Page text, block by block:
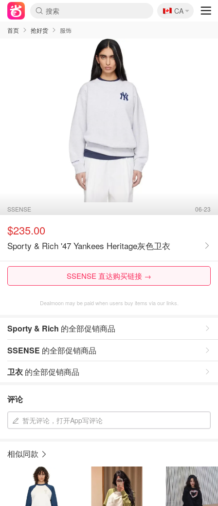
🇨🇦
CA
首页 抢好货 服饰
SSENSE 06-23
$235.00
Sporty & Rich '47 Yankees Heritage灰色卫衣
SSENSE 直达购买链接 →
Dealmoon may be paid when users buy items via our links.
Sporty & Rich 的全部促销商品
SSENSE 的全部促销商品
卫衣 的全部促销商品
评论
暂无评论，打开App写评论
相似同款